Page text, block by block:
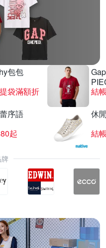
包包
袋滿額折
結
序語
起
休
結